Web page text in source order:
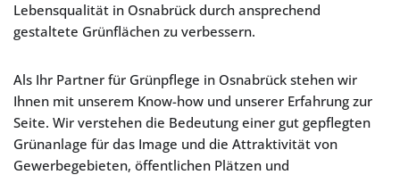
Lebensqualität in Osnabrück durch ansprechend
gestaltete Grünflächen zu verbessern.
Als Ihr Partner für Grünpflege in Osnabrück stehen wir
Ihnen mit unserem Know-how und unserer Erfahrung zur
Seite. Wir verstehen die Bedeutung einer gut gepflegten
Grünanlage für das Image und die Attraktivität von
Gewerbegebieten, öffentlichen Plätzen und